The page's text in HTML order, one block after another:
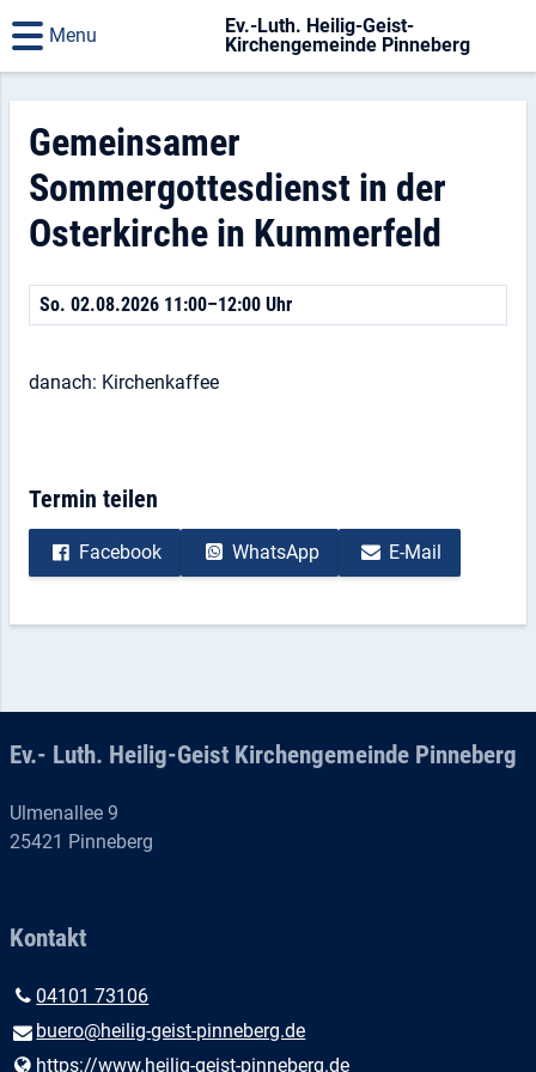
Ev.-Luth. Heilig-Geist-
Kirchengemeinde Pinneberg
Menu
Gemeinsamer
Sommergottesdienst in der
Osterkirche in Kummerfeld
So. 02.08.2026 11:00–12:00 Uhr
danach: Kirchenkaffee
Termin teilen
Facebook WhatsApp E-Mail
Ev.- Luth. Heilig-Geist Kirchengemeinde Pinneberg
Ulmenallee 9
25421 Pinneberg
Kontakt
04101 73106
buero@​heilig-geist-pinneberg.​de
https://www.​heilig-geist-pinneberg.​de